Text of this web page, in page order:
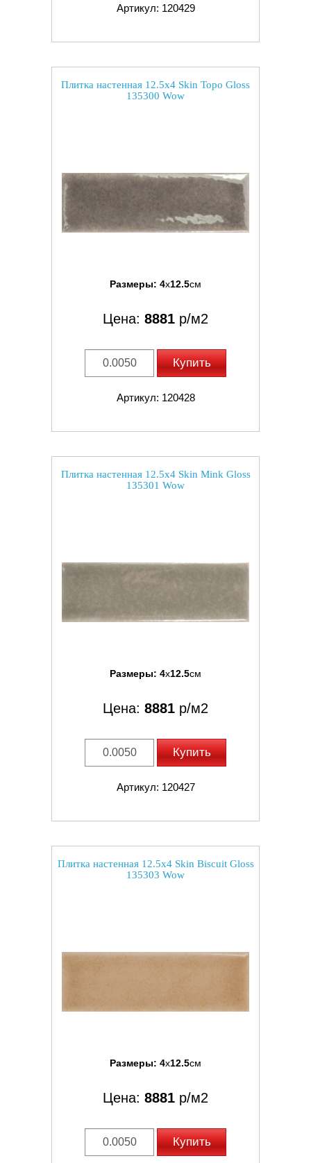
Артикул: 120429
Плитка настенная 12.5x4 Skin Topo Gloss
135300 Wow
Размеры: 4x12.5см
Цена: 8881 р/м2
Купить
Артикул: 120428
Плитка настенная 12.5x4 Skin Mink Gloss
135301 Wow
Размеры: 4x12.5см
Цена: 8881 р/м2
Купить
Артикул: 120427
Плитка настенная 12.5x4 Skin Biscuit Gloss
135303 Wow
Размеры: 4x12.5см
Цена: 8881 р/м2
Купить